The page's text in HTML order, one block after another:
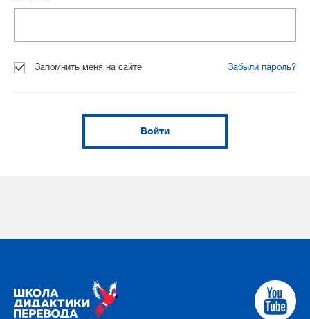
Запомнить меня на сайте Забыли пароль?
Войти